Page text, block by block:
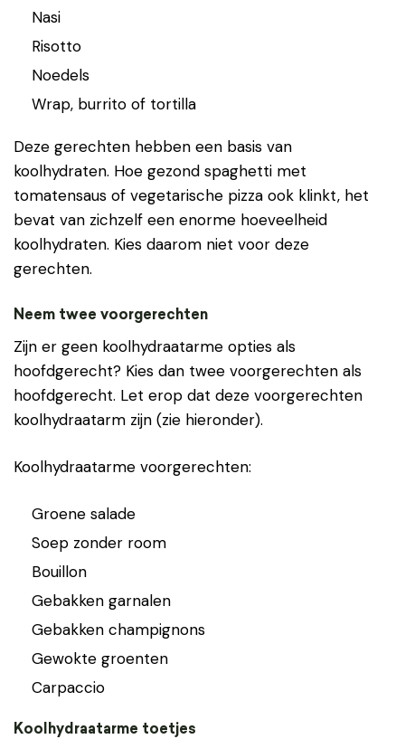
Nasi
Risotto
Noedels
Wrap, burrito of tortilla
Deze gerechten hebben een basis van
koolhydraten. Hoe gezond spaghetti met
tomatensaus of vegetarische pizza ook klinkt, het
bevat van zichzelf een enorme hoeveelheid
koolhydraten. Kies daarom niet voor deze
gerechten.
Neem twee voorgerechten
Zijn er geen koolhydraatarme opties als
hoofdgerecht? Kies dan twee voorgerechten als
hoofdgerecht. Let erop dat deze voorgerechten
koolhydraatarm zijn (zie hieronder).
Koolhydraatarme voorgerechten:
Groene salade
Soep zonder room
Bouillon
Gebakken garnalen
Gebakken champignons
Gewokte groenten
Carpaccio
Koolhydraatarme toetjes